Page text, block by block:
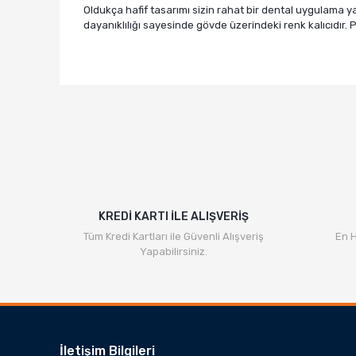
Oldukça hafif tasarımı sizin rahat bir dental uygulama
dayanıklılığı sayesinde gövde üzerindeki renk
KREDİ KARTI İLE ALIŞVERİŞ
Tüm Kredi Kartları ile Güvenli Alışveriş
Yapabilirsiniz.
En
İletişim Bilgileri